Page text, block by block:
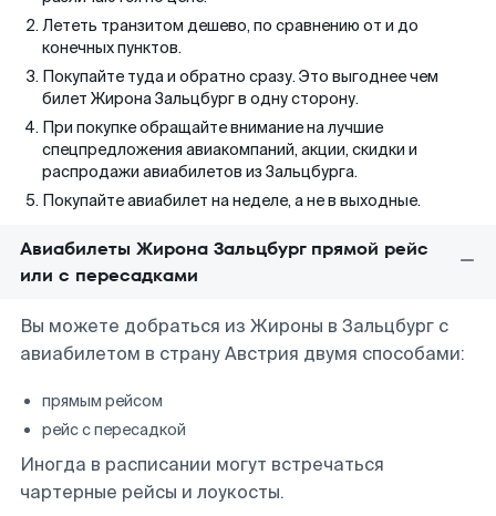
Лететь транзитом дешево, по сравнению от и до
конечных пунктов.
Покупайте туда и обратно сразу. Это выгоднее чем
билет Жирона Зальцбург в одну сторону.
При покупке обращайте внимание на лучшие
спецпредложения авиакомпаний, акции, скидки и
распродажи авиабилетов из Зальцбурга.
Покупайте авиабилет на неделе, а не в выходные.
Авиабилеты Жирона Зальцбург прямой рейс
или с пересадками
Вы можете добраться из Жироны в Зальцбург с
авиабилетом в страну Австрия двумя способами:
прямым рейсом
рейс с пересадкой
Иногда в расписании могут встречаться
чартерные рейсы и лоукосты.